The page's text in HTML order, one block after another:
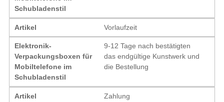
Schubladenstil
Artikel Vorlaufzeit
Elektronik-
Verpackungsboxen für
Mobiltelefone im
Schubladenstil
9-12 Tage nach bestätigten
das endgültige Kunstwerk und
die Bestellung
Artikel Zahlung